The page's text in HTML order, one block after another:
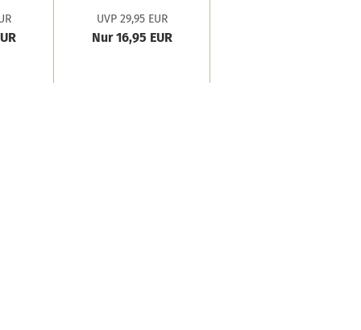
'Dreiecke'...
UVP 29,95 EUR
Nur 16,95 EUR